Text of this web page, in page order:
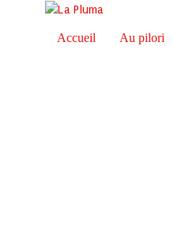
Accueil Au pilori